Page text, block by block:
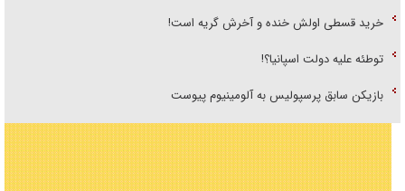
خرید قسطی اولش خنده و آخرش گریه است!
توطئه علیه دولت اسپانیا؟!
بازیکن سابق پرسپولیس به آلومینیوم پیوست